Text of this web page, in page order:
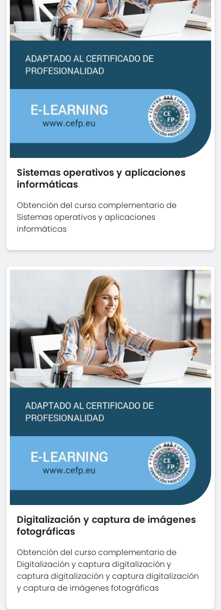
Sistemas operativos y aplicaciones
informáticas
Obtención del curso complementario de
Sistemas operativos y aplicaciones
informáticas
Digitalización y captura de imágenes
fotográficas
Obtención del curso complementario de
Digitalización y captura digitalización y
captura digitalización y captura digitalización
y captura de imágenes fotográficas